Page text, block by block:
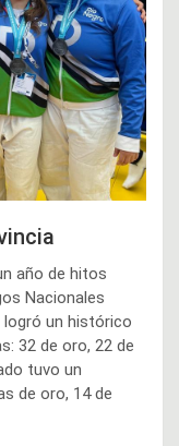
año de hitos
Nacionales
logró un histórico
32 de oro, 22 de
tuvo un
de oro, 14 de